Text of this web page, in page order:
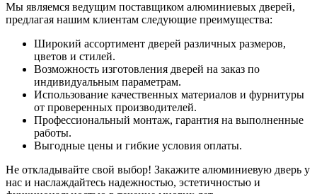
Мы являемся ведущим поставщиком алюминиевых дверей,
предлагая нашим клиентам следующие преимущества:
Широкий ассортимент дверей различных размеров,
цветов и стилей.
Возможность изготовления дверей на заказ по
индивидуальным параметрам.
Использование качественных материалов и фурнитуры
от проверенных производителей.
Профессиональный монтаж, гарантия на выполненные
работы.
Выгодные цены и гибкие условия оплаты.
Не откладывайте свой выбор! Закажите алюминиевую дверь у
нас и наслаждайтесь надежностью, эстетичностью и